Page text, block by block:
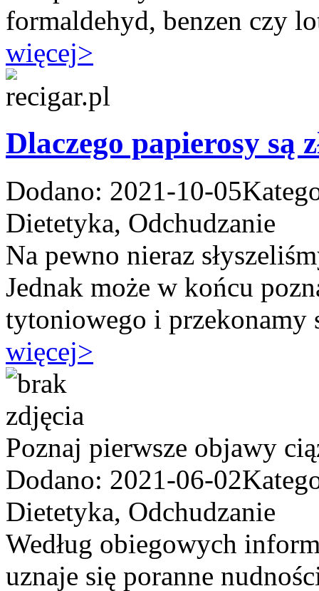
formaldehyd, benzen czy
więcej>
Dlaczego papierosy są
Dodano: 2021-10-05
Dietetyka, Odchudzanie
Na pewno nieraz
Jednak może w końcu
tytoniowego i przekonamy
więcej>
Poznaj pierwsze objawy
Dodano: 2021-06-02
Dietetyka, Odchudzanie
Według obiegowych
uznaje się poranne